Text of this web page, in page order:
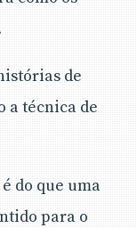
de
a técnica de
do que uma
para o